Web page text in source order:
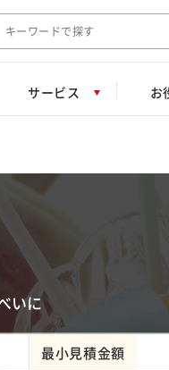
索キーワード入力
サービス お
いに
最小見積金額